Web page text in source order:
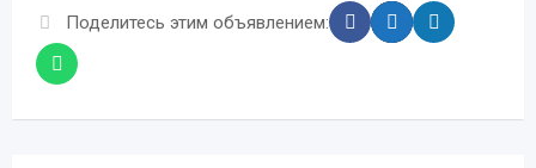
Поделитесь этим объявлением: